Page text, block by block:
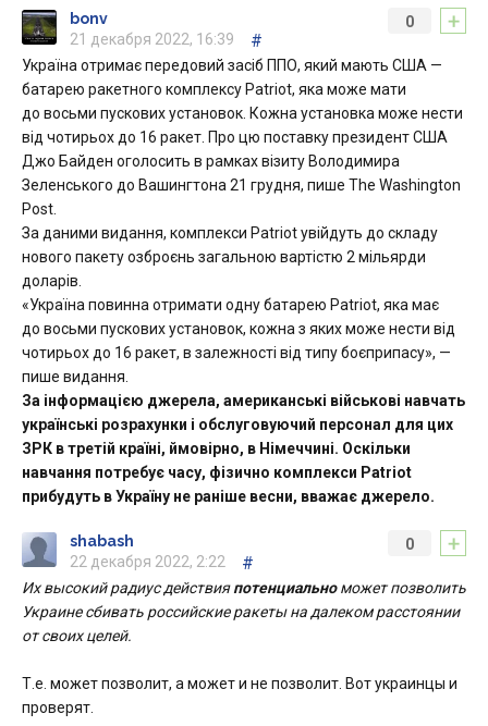
+
0
bonv
21 декабря 2022, 16:39
#
Україна отримає передовий засіб ППО, який мають США —
батарею ракетного комплексу Patriot, яка може мати
до восьми пускових установок. Кожна установка може нести
від чотирьох до 16 ракет. Про цю поставку президент США
Джо Байден оголосить в рамках візиту Володимира
Зеленського до Вашингтона 21 грудня, пише The Washington
Post.
За даними видання, комплекси Patriot увійдуть до складу
нового пакету озброєнь загальною вартістю 2 мільярди
доларів.
«Україна повинна отримати одну батарею Patriot, яка має
до восьми пускових установок, кожна з яких може нести від
чотирьох до 16 ракет, в залежності від типу боєприпасу», —
пише видання.
За інформацією джерела, американські військові навчать
українські розрахунки і обслуговуючий персонал для цих
ЗРК в третій країні, ймовірно, в Німеччині. Оскільки
навчання потребує часу, фізично комплекси Patriot
прибудуть в Україну не раніше весни, вважає джерело.
+
0
shabash
22 декабря 2022, 2:22
#
Их высокий радиус действияпотенциальноможет позволить
Украине сбивать российские ракеты на далеком расстоянии
от своих целей.
Т.е. может позволит, а может и не позволит. Вот украинцы и
проверят.